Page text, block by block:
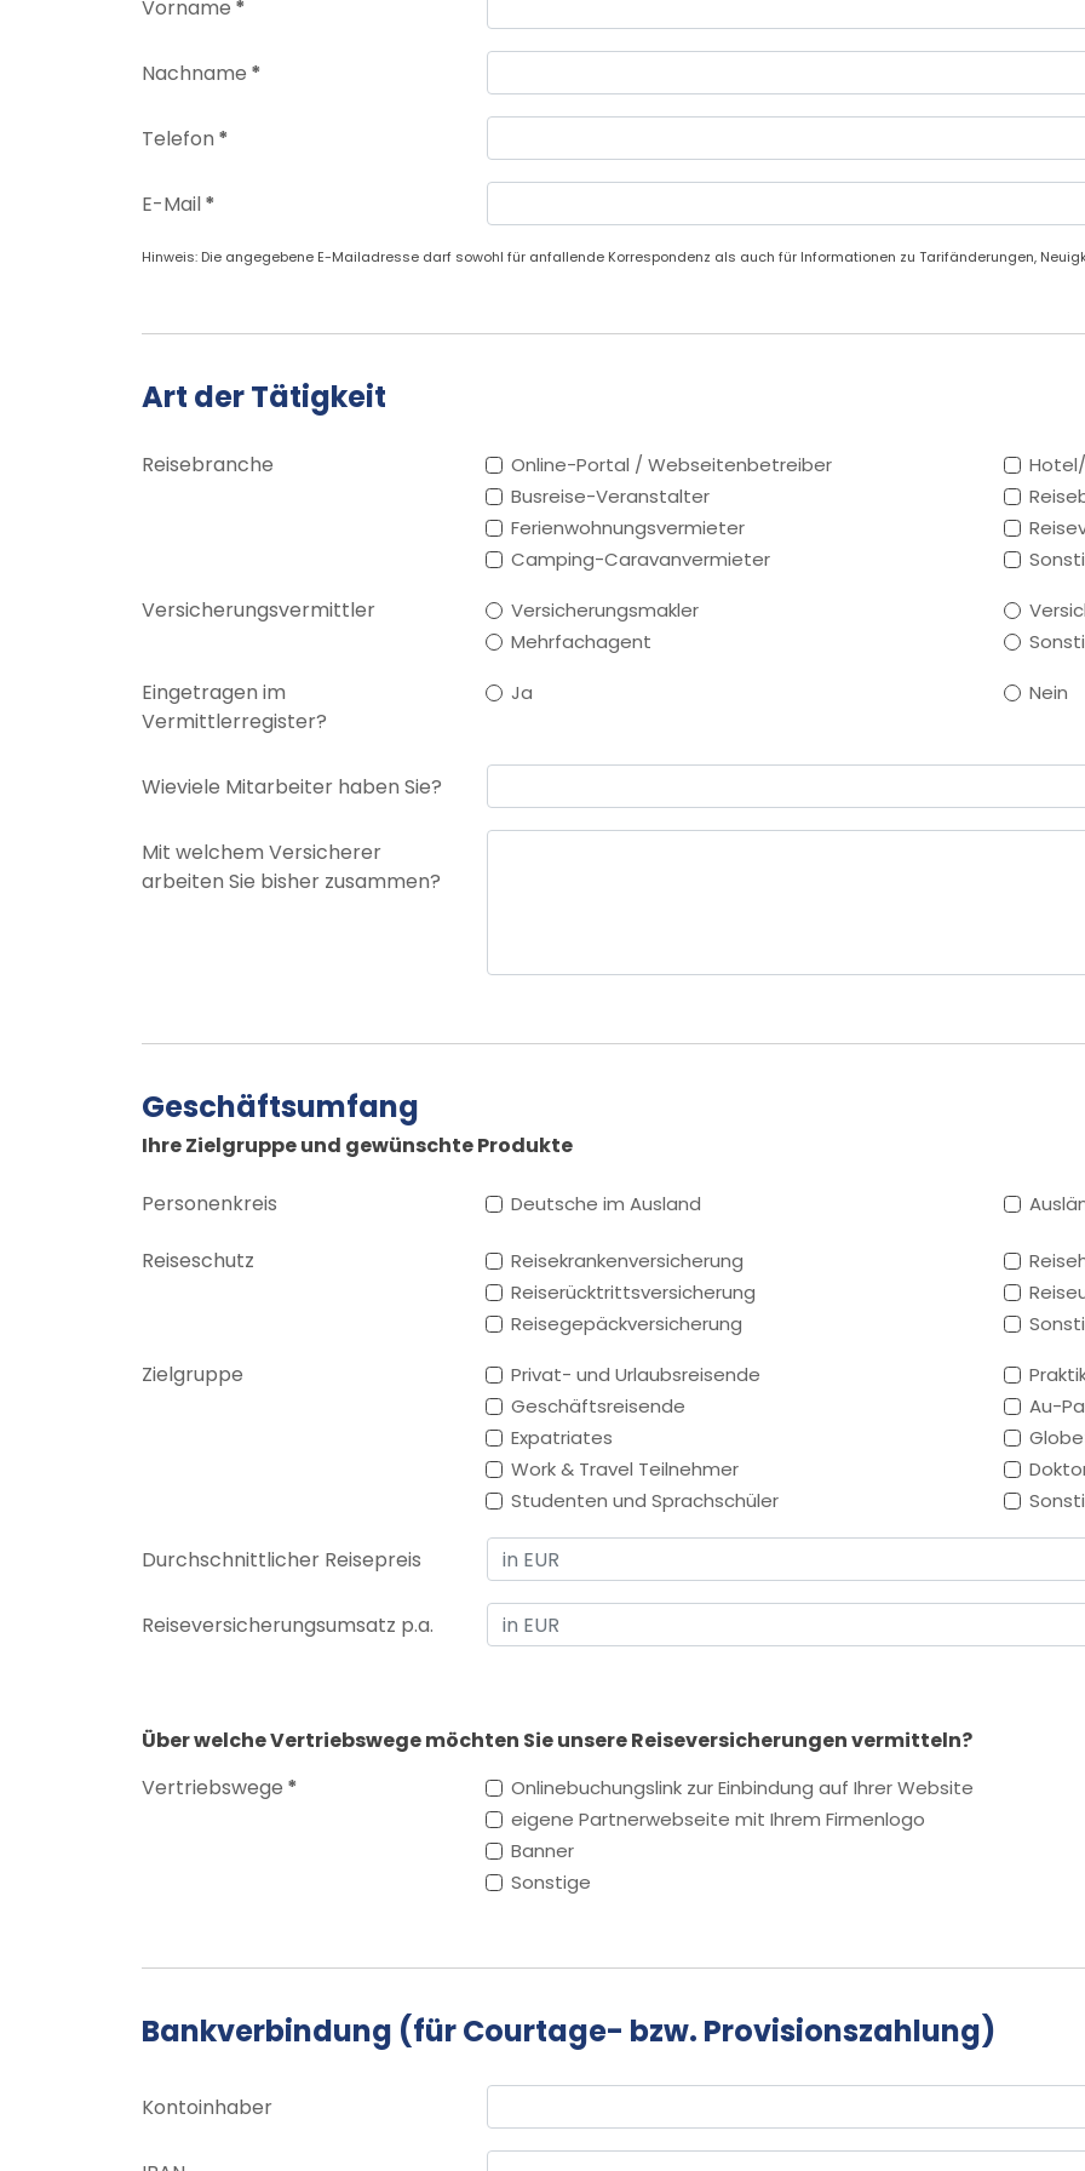
Vorname *
Nachname *
Telefon *
E-Mail*
Hinweis: Die angegebene E-Mailadresse darf sowohl für anfallende Korrespondenz als auch für Informationen zu Tarifänderungen,
Art der Tätigkeit
Reisebranche
Online-Portal / Webseitenbetreiber
Busreise-Veranstalter
Ferienwohnungsvermieter
Camping-Caravanvermieter
Versicherungsvermittler
Versicherungsmakler
Mehrfachagent
Eingetragen im
Vermittlerregister?
Ja Nein
Wieviele Mitarbeiter haben Sie?
Mit welchem Versicherer
arbeiten Sie bisher zusammen?
Geschäftsumfang
Ihre Zielgruppe und gewünschte Produkte
Personenkreis Deutsche im Ausland
Reiseschutz
Reisekrankenversicherung
Reiserücktrittsversicherung
Reisegepäckversicherung
Zielgruppe
Privat- und Urlaubsreisende
Geschäftsreisende
Expatriates
Work & Travel Teilnehmer
Studenten und Sprachschüler
Au-
Durchschnittlicher Reisepreis
Reiseversicherungsumsatz p.a.
Über welche Vertriebswege möchten Sie unsere Reiseversicherungen vermitteln?
Vertriebswege *
Onlinebuchungslink zur Einbindung auf Ihrer Website
eigene Partnerwebseite mit Ihrem Firmenlogo
Banner
Sonstige
Bankverbindung (für Courtage- bzw. Provisionszahlung)
Kontoinhaber